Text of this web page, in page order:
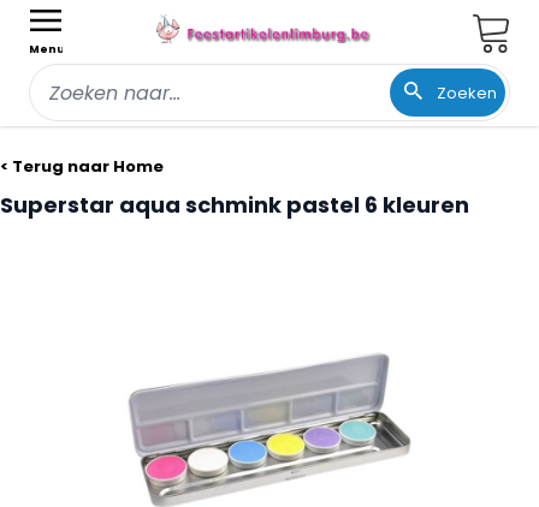
Menu
Zoeken
< Terug naar Home
Superstar aqua schmink pastel 6 kleuren